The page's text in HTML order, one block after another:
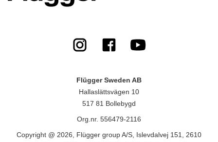
Flügger Sweden AB
Hallaslättsvägen 10
517 81 Bollebygd
Org.nr. 556479-2116
Copyright @ 2026, Flügger group A/S, Islevdalvej 151, 2610